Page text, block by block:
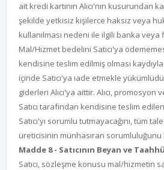
ait kredi kartının Alıcı'nın kusurundan
şekilde yetkisiz kişilerce haksız veya
kullanılması nedeni ile ilgili banka
Mal/Hizmet bedelini Satıcı'ya
kendisine teslim edilmiş olması
içinde Satıcı'ya iade etmekle
giderleri Alıcı'ya aittir. Alıcı,
Satıcı tarafından kendisine teslim
Satıcı'yı sorumlu tutmayacağını, tüm
üreticisinin münhasıran
Madde 8 - Satıcının Beyan ve
Satıcı, sözleşme konusu mal/hizmetin